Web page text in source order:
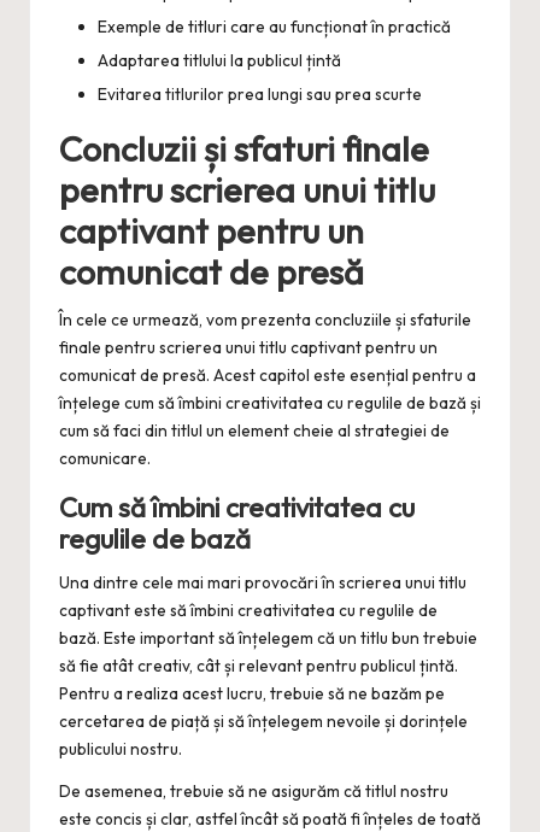
Exemple de titluri care au funcționat în practică
Adaptarea titlului la publicul țintă
Evitarea titlurilor prea lungi sau prea scurte
Concluzii și sfaturi finale
pentru scrierea unui titlu
captivant pentru un
comunicat de presă
În cele ce urmează, vom prezenta concluziile și sfaturile
finale pentru scrierea unui titlu captivant pentru un
comunicat de presă. Acest capitol este esențial pentru a
înțelege cum să îmbini creativitatea cu regulile de bază și
cum să faci din titlul un element cheie al strategiei de
comunicare.
Cum să îmbini creativitatea cu
regulile de bază
Una dintre cele mai mari provocări în scrierea unui titlu
captivant este să îmbini creativitatea cu regulile de
bază. Este important să înțelegem că un titlu bun trebuie
să fie atât creativ, cât și relevant pentru publicul țintă.
Pentru a realiza acest lucru, trebuie să ne bazăm pe
cercetarea de piață și să înțelegem nevoile și dorințele
publicului nostru.
De asemenea, trebuie să ne asigurăm că titlul nostru
este concis și clar, astfel încât să poată fi înțeles de toată